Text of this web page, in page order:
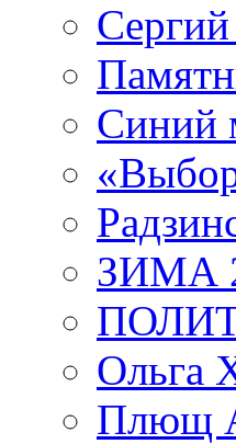
Синий
ЗИМА
Ольга
Плющ